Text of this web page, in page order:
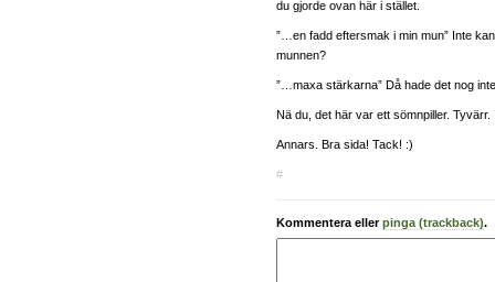
du gjorde ovan här i stället.
”…en fadd eftersmak i min mun” Inte
munnen?
”…maxa stärkarna” Då hade det nog
Nä du, det här var ett sömnpiller. Tyvärr.
Annars. Bra sida! Tack! :)
#
Kommentera ellerpinga (trackback).